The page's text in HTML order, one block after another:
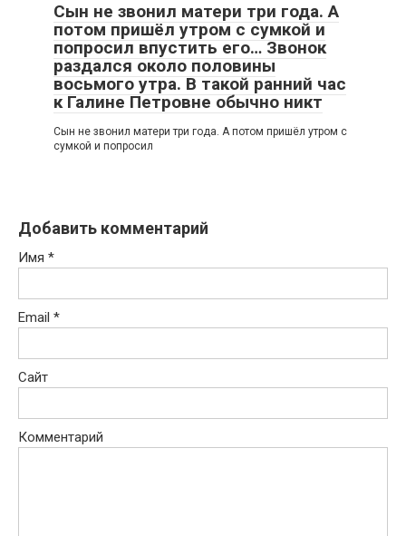
Сын не звонил матери три года. А
потом пришёл утром с сумкой и
попросил впустить его… Звонок
раздался около половины
восьмого утра. В такой ранний час
к Галине Петровне обычно никт
Сын не звонил матери три года. А потом пришёл утром с
сумкой и попросил
Добавить комментарий
Имя *
Email *
Сайт
Комментарий